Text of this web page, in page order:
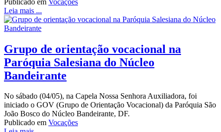
Leia mais ...
Grupo de orientação vocacional na
Paróquia Salesiana do Núcleo
Bandeirante
No sábado (04/05), na Capela Nossa Senhora Auxiliadora, foi
iniciado o GOV (Grupo de Orientação Vocacional) da Paróquia São
João Bosco do Núcleo Bandeirante, DF.
Publicado em Vocações